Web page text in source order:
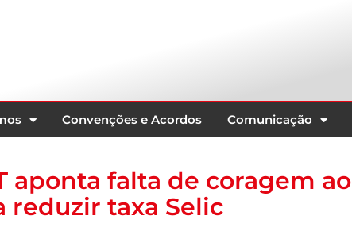
Convenções e Acordos Comunicação
aponta falta de coragem ao
reduzir taxa Selic